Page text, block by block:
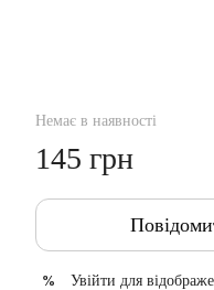
Немає в наявності
145 грн
% Увійти для